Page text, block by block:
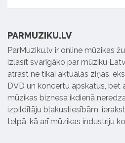
PARMUZIKU.LV
ParMuziku.lv ir online mūzikas
izlasīt svarīgāko par mūziku
atrast ne tikai aktuālās ziņas,
DVD un koncertu apskatus, bet
mūzikas biznesa ikdienā
izpildītāju blakustiesībām,
telpā, kā arī mūzikas industriju